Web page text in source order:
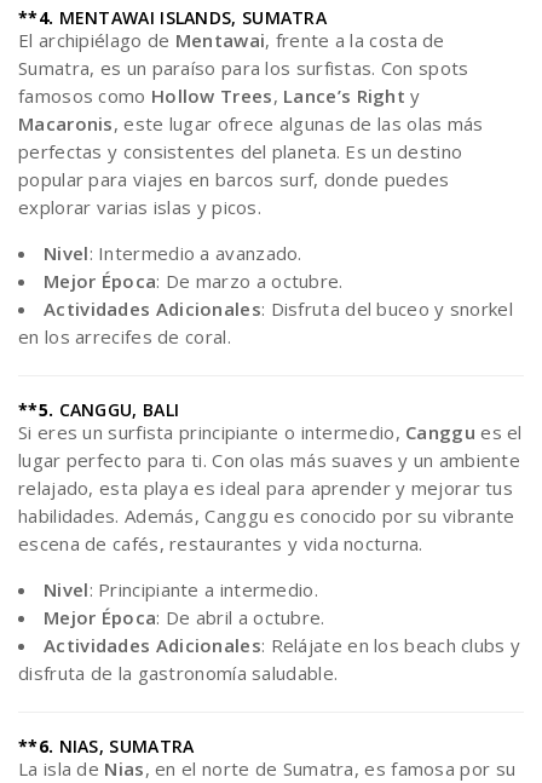
**4. MENTAWAI ISLANDS, SUMATRA
El archipiélago de Mentawai, frente a la costa de
Sumatra, es un paraíso para los surfistas. Con spots
famosos como Hollow Trees, Lance’s Right y
Macaronis, este lugar ofrece algunas de las olas más
perfectas y consistentes del planeta. Es un destino
popular para viajes en barcos surf, donde puedes
explorar varias islas y picos.
Nivel: Intermedio a avanzado.
Mejor Época: De marzo a octubre.
Actividades Adicionales: Disfruta del buceo y snorkel
en los arrecifes de coral.
**5. CANGGU, BALI
Si eres un surfista principiante o intermedio, Canggu es el
lugar perfecto para ti. Con olas más suaves y un ambiente
relajado, esta playa es ideal para aprender y mejorar tus
habilidades. Además, Canggu es conocido por su vibrante
escena de cafés, restaurantes y vida nocturna.
Nivel: Principiante a intermedio.
Mejor Época: De abril a octubre.
Actividades Adicionales: Relájate en los beach clubs y
disfruta de la gastronomía saludable.
**6. NIAS, SUMATRA
La isla de Nias, en el norte de Sumatra, es famosa por su